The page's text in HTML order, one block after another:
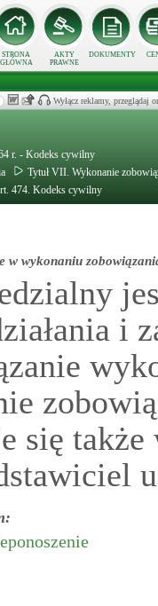
STRONA
GŁÓWNA
AKTY
PRAWNE
DOKUMENTY
Wyłącz reklamy, przeglądaj
r. - Kodeks cywilny
Tytuł VII. Wykonanie
474. Kodeks cywilny
w wykonaniu
i
się